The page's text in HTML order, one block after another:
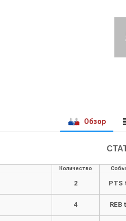
Обзор
Количество
2 PTS
4 REB